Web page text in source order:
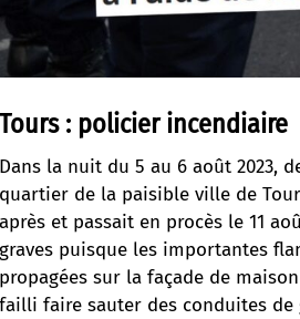
Tours : policier incendiaire
Dans la nuit du 5 au 6 août 2023,
quartier de la paisible ville de
après et passait en procès le 11
graves puisque les importantes
propagées sur la façade de
failli faire sauter des conduites